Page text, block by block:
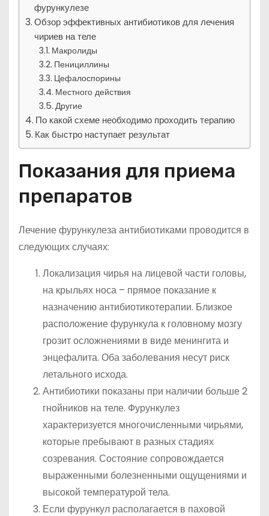
фурункулезе
Обзор эффективных антибиотиков для лечения
чириев на теле
Макролиды
Пенициллины
Цефалоспорины
Местного действия
Другие
По какой схеме необходимо проходить терапию
Как быстро наступает результат
Показания для приема
препаратов
Лечение фурункулеза антибиотиками проводится в
следующих случаях:
Локализация чирья на лицевой части головы,
на крыльях носа – прямое показание к
назначению антибиотикотерапии. Близкое
расположение фурункула к головному мозгу
грозит осложнениями в виде менингита и
энцефалита. Оба заболевания несут риск
летального исхода.
Антибиотики показаны при наличии больше 2
гнойников на теле. Фурункулез
характеризуется многочисленными чирьями,
которые пребывают в разных стадиях
созревания. Состояние сопровождается
выраженными болезненными ощущениями и
высокой температурой тела.
Если фурункул располагается в паховой